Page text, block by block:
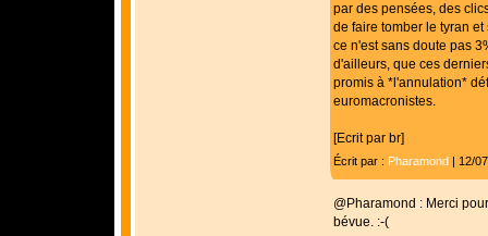
par des pensées, des
de faire tomber le tyran
ce n'est sans doute pas
d'ailleurs, que ces
promis à *l'annulation*
euromacronistes.
[Ecrit par br]
Écrit par : Pharamond| 12/
@Pharamond : Merci
bévue. :-(